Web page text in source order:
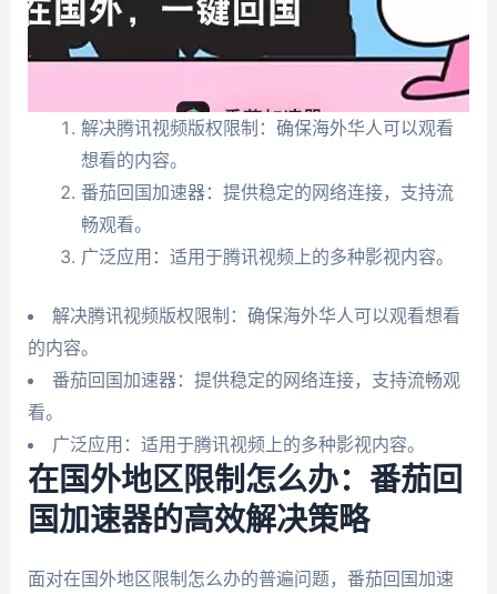
解决腾讯视频版权限制：确保海外华人可以观看
想看的内容。
番茄回国加速器：提供稳定的网络连接，支持流
畅观看。
广泛应用：适用于腾讯视频上的多种影视内容。
解决腾讯视频版权限制：确保海外华人可以观看想看
的内容。
番茄回国加速器：提供稳定的网络连接，支持流畅观
看。
广泛应用：适用于腾讯视频上的多种影视内容。
在国外地区限制怎么办：番茄回
国加速器的高效解决策略
面对在国外地区限制怎么办的普遍问题，番茄回国加速